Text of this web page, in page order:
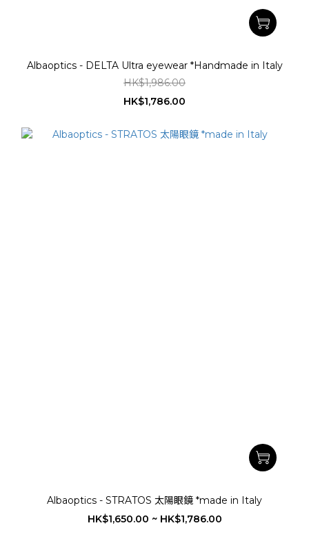
Albaoptics - DELTA Ultra eyewear *Handmade in Italy
HK$1,986.00
HK$1,786.00
Albaoptics - STRATOS 太陽眼鏡 *made in Italy
HK$1,650.00 ~ HK$1,786.00